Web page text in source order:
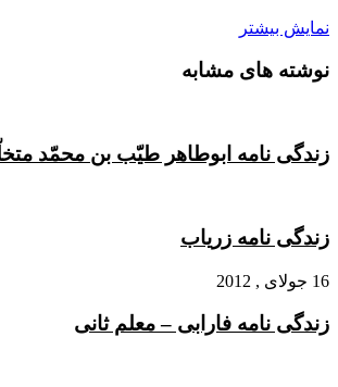
نمایش بیشتر
نوشته های مشابه
زندگی نامه ابوطاهر طیّب بن محمّد
زندگی نامه زریاب
16 جولای , 2012
زندگی نامه فارابی – معلم ثانی